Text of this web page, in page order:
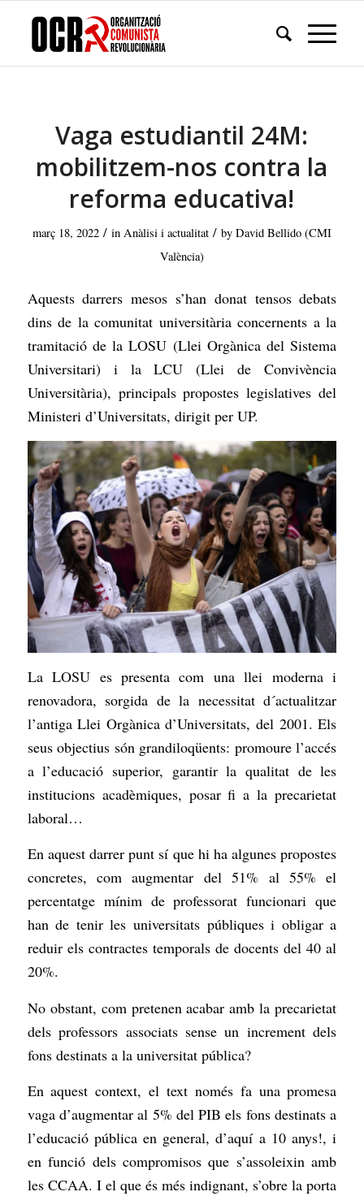
Vaga estudiantil 24M:
mobilitzem-nos contra la
reforma educativa!
març 18, 2022 / in Anàlisi i actualitat / by David Bellido (CMI
València)
Aquests darrers mesos s’han donat tensos debats
dins de la comunitat universitària concernents a la
tramitació de la LOSU (Llei Orgànica del Sistema
Universitari) i la LCU (Llei de Convivència
Universitària), principals propostes legislatives del
Ministeri d’Universitats, dirigit per UP.
La LOSU es presenta com una llei moderna i
renovadora, sorgida de la necessitat d´actualitzar
l’antiga Llei Orgànica d’Universitats, del 2001. Els
seus objectius són grandiloqüents: promoure l’accés
a l’educació superior, garantir la qualitat de les
institucions acadèmiques, posar fi a la precarietat
laboral…
En aquest darrer punt sí que hi ha algunes propostes
concretes, com augmentar del 51% al 55% el
percentatge mínim de professorat funcionari que
han de tenir les universitats públiques i obligar a
reduir els contractes temporals de docents del 40 al
20%.
No obstant, com pretenen acabar amb la precarietat
dels professors associats sense un increment dels
fons destinats a la universitat pública?
En aquest context, el text només fa una promesa
vaga d’augmentar al 5% del PIB els fons destinats a
l’educació pública en general, d’aquí a 10 anys!, i
en funció dels compromisos que s’assoleixin amb
les CCAA. I el que és més indignant, s’obre la porta